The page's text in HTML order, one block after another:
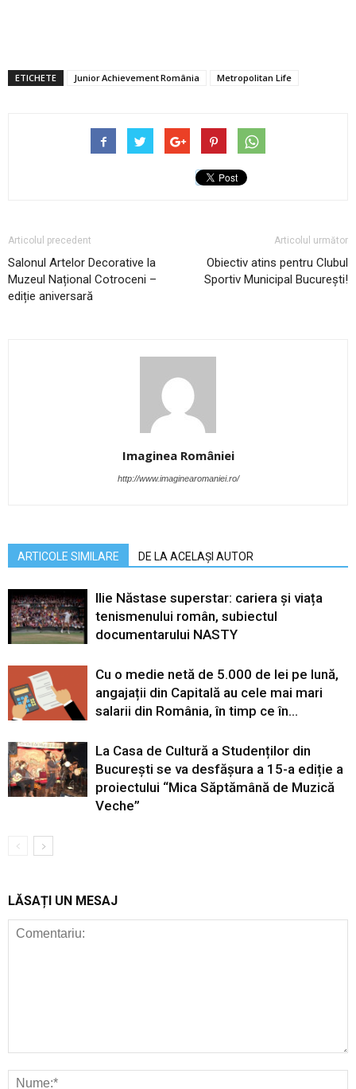
ETICHETE Junior Achievement România Metropolitan Life
Articolul precedent
Salonul Artelor Decorative la
Muzeul Național Cotroceni –
ediție aniversară
Articolul următor
Obiectiv atins pentru Clubul
Sportiv Municipal București!
Imaginea României
http://www.imaginearomaniei.ro/
ARTICOLE SIMILARE DE LA ACELAȘI AUTOR
Ilie Năstase superstar: cariera și viața
tenismenului român, subiectul
documentarului NASTY
Cu o medie netă de 5.000 de lei pe lună,
angajații din Capitală au cele mai mari
salarii din România, în timp ce în...
La Casa de Cultură a Studenților din
București se va desfășura a 15-a ediție a
proiectului “Mica Săptămână de Muzică
Veche”
LĂSAȚI UN MESAJ